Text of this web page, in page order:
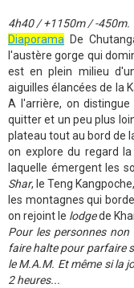
4h40 / +1150m / -450m.
Diaporama De
l'austère gorge qui
est en plein milieu
aiguilles élancées de la
A l'arrière, on
quitter et un peu plus
plateau tout au bord de
on explore du regard
laquelle émergent les
Shar, le Teng
les montagnes qui
on rejoint le lodgede
Pour les personnes
faire halte pour parfaire
le M.A.M. Et même si la
2 heures...